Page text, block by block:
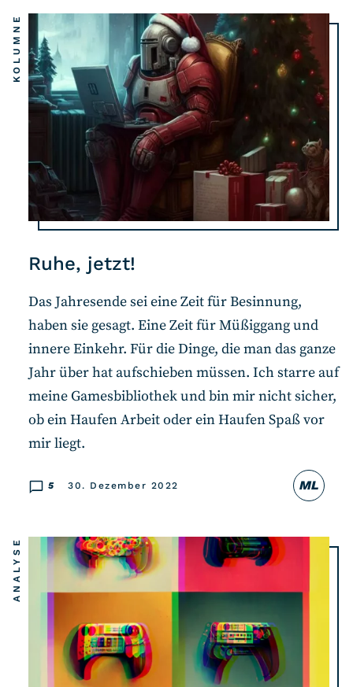
Ruhe, jetzt!
KOLUMNE
ML
5 30. Dezember 2022
Das Jahresende sei eine Zeit für Besinnung,
haben sie gesagt. Eine Zeit für Müßiggang und
innere Einkehr. Für die Dinge, die man das ganze
Jahr über hat aufschieben müssen. Ich starre auf
meine Gamesbibliothek und bin mir nicht sicher,
ob ein Haufen Arbeit oder ein Haufen Spaß vor
mir liegt.
ANALYSE